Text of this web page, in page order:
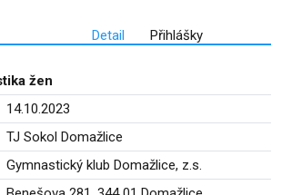
Detail Přihlášky
žen
14.10.2023
TJ Sokol Domažlice
Gymnastický klub Domažlice, z.s.